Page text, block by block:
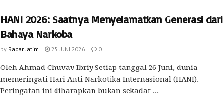
HANI 2026: Saatnya Menyelamatkan Generasi dari
Bahaya Narkoba
by Radar Jatim 25 JUNI 2026 0
Oleh Ahmad Chuvav Ibriy Setiap tanggal 26 Juni, dunia
memeringati Hari Anti Narkotika Internasional (HANI).
Peringatan ini diharapkan bukan sekadar ...